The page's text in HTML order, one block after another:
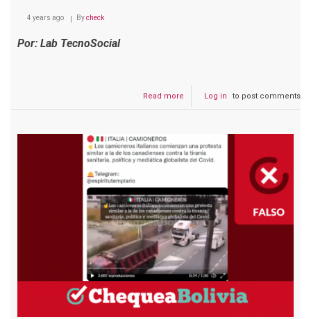
4 years ago Bycheck
Por: Lab TecnoSocial
Read more
Opiniones
sobre
vacunas
sociales
bolivianas
Log in to post comments